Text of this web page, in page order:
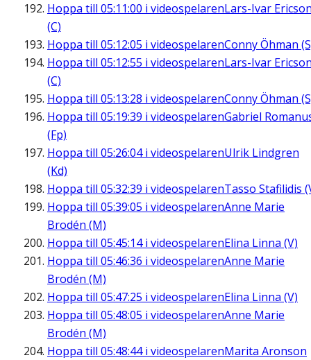
Hoppa till 05:11:00 i videospelarenLars-Ivar
(C)
Hoppa till 05:12:05 i videospelarenConny Öhman
Hoppa till 05:12:55 i videospelarenLars-Ivar
(C)
Hoppa till 05:13:28 i videospelarenConny Öhman
Hoppa till 05:19:39 i videospelarenGabriel
(Fp)
Hoppa till 05:26:04i videospelarenUlrik Lindgren
(Kd)
Hoppa till 05:32:39 i videospelarenTasso Stafilidis
Hoppa till 05:39:05 i videospelarenAnne Marie
Brodén (M)
Hoppa till 05:45:14i videospelarenElina Linna (V)
Hoppa till 05:46:36 i videospelarenAnne Marie
Brodén (M)
Hoppa till 05:47:25 i videospelarenElina Linna (V)
Hoppa till 05:48:05 i videospelarenAnne Marie
Brodén (M)
Hoppa till 05:48:44i videospelarenMarita Aronson